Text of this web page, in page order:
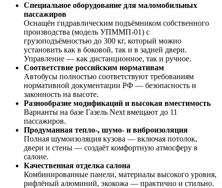
Специальное оборудование для маломобильных
пассажиров
Оснащён гидравлическим подъёмником собственного
производства (модель УПММП-01) с
грузоподъёмностью до 300 кг, который можно
установить как в боковой, так и в задней двери.
Управление — как дистанционное, так и ручное.
Соответствие российским нормативам
Автобусы полностью соответствуют требованиям
нормативной документации РФ — безопасность и
законность на высоте.
Разнообразие модификаций и высокая вместимость
Варианты на базе Газель Next вмещают до 11
пассажиров.
Продуманная тепло-, шумо- и виброизоляция
Полная шумоизоляция кузова — включая потолок,
двери и стены — создаёт комфортную атмосферу в
салоне.
Качественная отделка салона
Комбинированные панели, материалы высокого уровня,
рифлёный алюминий, экокожа — практично и стильно.